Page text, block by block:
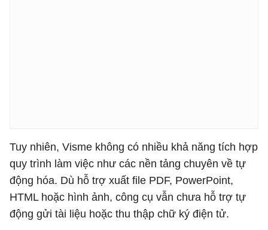
Tuy nhiên, Visme không có nhiều khả năng tích hợp
quy trình làm việc như các nền tảng chuyên về tự
động hóa. Dù hỗ trợ xuất file PDF, PowerPoint,
HTML hoặc hình ảnh, công cụ vẫn chưa hỗ trợ tự
động gửi tài liệu hoặc thu thập chữ ký điện tử.